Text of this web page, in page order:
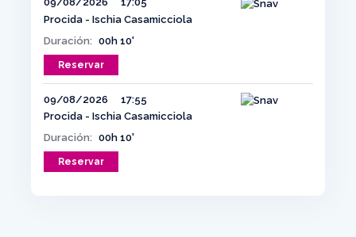
Procida - Ischia Casamicciola
Duración: 00h 10'
Reservar
09/08/2026
17:55
Procida - Ischia Casamicciola
Duración: 00h 10'
Reservar